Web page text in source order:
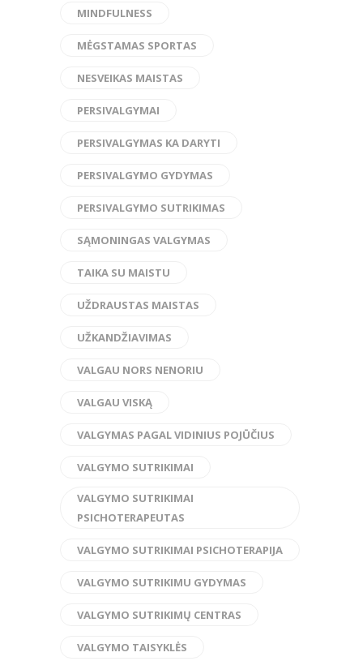
MINDFULNESS
MĖGSTAMAS SPORTAS
NESVEIKAS MAISTAS
PERSIVALGYMAI
PERSIVALGYMAS KA DARYTI
PERSIVALGYMO GYDYMAS
PERSIVALGYMO SUTRIKIMAS
SĄMONINGAS VALGYMAS
TAIKA SU MAISTU
UŽDRAUSTAS MAISTAS
UŽKANDŽIAVIMAS
VALGAU NORS NENORIU
VALGAU VISKĄ
VALGYMAS PAGAL VIDINIUS POJŪČIUS
VALGYMO SUTRIKIMAI
VALGYMO SUTRIKIMAI
PSICHOTERAPEUTAS
VALGYMO SUTRIKIMAI PSICHOTERAPIJA
VALGYMO SUTRIKIMU GYDYMAS
VALGYMO SUTRIKIMŲ CENTRAS
VALGYMO TAISYKLĖS